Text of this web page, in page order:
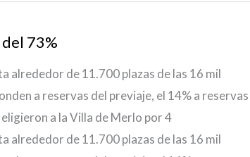
73%
alrededor de 11.700 plazas de las 16 mil
a reservas del previaje, el 14% a reservas
a la Villa de Merlo por 4
alrededor de 11.700 plazas de las 16 mil